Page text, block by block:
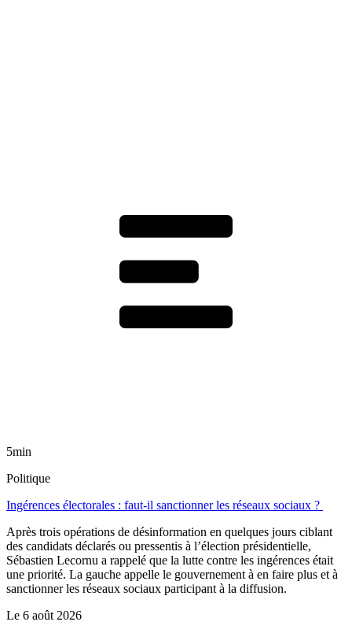
5min
Politique
Ingérences électorales : faut-il sanctionner les réseaux sociaux ?
Après trois opérations de désinformation en quelques jours ciblant
des candidats déclarés ou pressentis à l’élection présidentielle,
Sébastien Lecornu a rappelé que la lutte contre les ingérences était
une priorité. La gauche appelle le gouvernement à en faire plus et à
sanctionner les réseaux sociaux participant à la diffusion.
Le 6 août 2026